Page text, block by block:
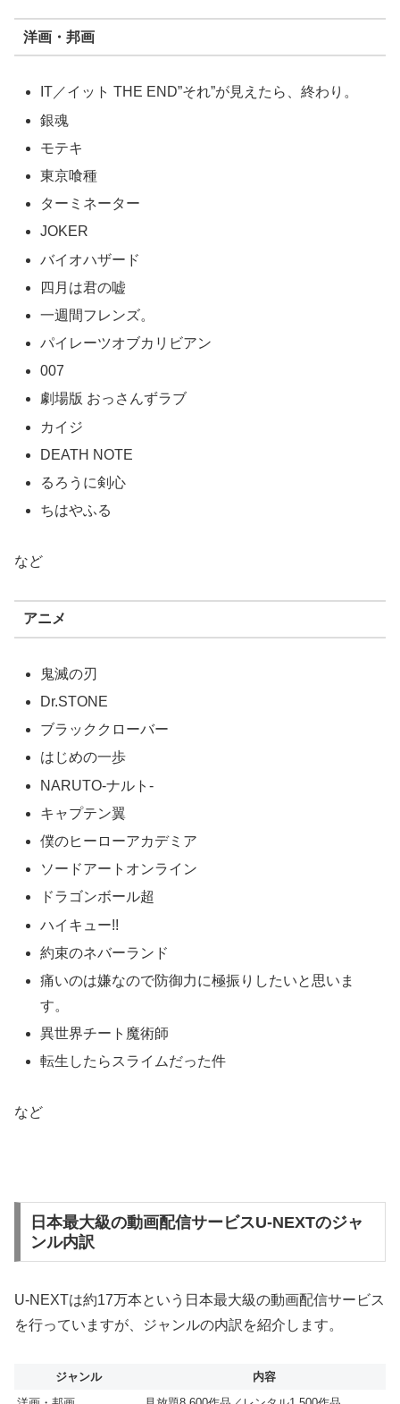
洋画・邦画
IT／イット THE END”それ”が見えたら、終わり。
銀魂
モテキ
東京喰種
ターミネーター
JOKER
バイオハザード
四月は君の嘘
一週間フレンズ。
パイレーツオブカリビアン
007
劇場版 おっさんずラブ
カイジ
DEATH NOTE
るろうに剣心
ちはやふる
など
アニメ
鬼滅の刃
Dr.STONE
ブラッククローバー
はじめの一歩
NARUTO‐ナルト‐
キャプテン翼
僕のヒーローアカデミア
ソードアートオンライン
ドラゴンボール超
ハイキュー!!
約束のネバーランド
痛いのは嫌なので防御力に極振りしたいと思いま
す。
異世界チート魔術師
転生したらスライムだった件
など
日本最大級の動画配信サービスU-NEXTのジャ
ンル内訳
U-NEXTは約17万本という日本最大級の動画配信サービス
を行っていますが、ジャンルの内訳を紹介します。
ジャンル
内容